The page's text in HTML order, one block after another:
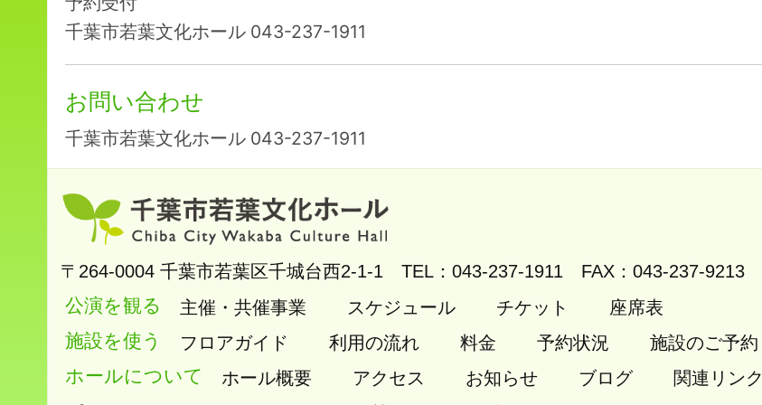
千葉市若葉文化ホール 043-237-1911
お問い合わせ
千葉市若葉文化ホール 043-237-1911
〒264-0004 千葉市若葉区千城台西2-1-1 TEL：043-237-1911 FAX：043-237-9213
公演を観る 主催・共催事業 スケジュール チケット 座席表
施設を使う フロアガイド 利用の流れ 料金 予約状況 施設のご予約
ホールについて ホール概要 アクセス お知らせ ブログ
関連リンク